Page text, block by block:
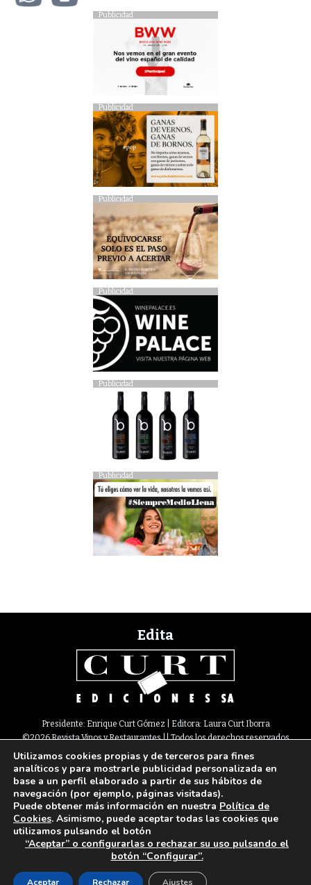
Publicidad
Publicidad
Publicidad
Publicidad
Publicidad
Publicidad
Edita
Presidente: Enrique Curt Gómez | Editora: Laura Curt Iborra
©2026 Revista Vinos y Restaurantes || Todos los derechos reservados
Newsletter Nota legal Política de Cookies Suscripción
Contacto
Paseo de Gracia, 63. 1º 2ª. 08008 Barcelona |933 180 101¦ Fax 933 183 505
Select Language ▼
Utilizamos cookies propias y de terceros para fines
analíticos y para mostrarle publicidad personalizada en
base a un perfil elaborado a partir de sus hábitos de
navegación (por ejemplo, páginas visitadas).
Puede obtener más información en nuestra Política de
Cookies. Asimismo, puede aceptar todas las cookies que
utilizamos pulsando el botón
“Aceptar” o configurarlas o rechazar su uso pulsando el
botón “Configurar”.
Aceptar Rechazar Ajustes